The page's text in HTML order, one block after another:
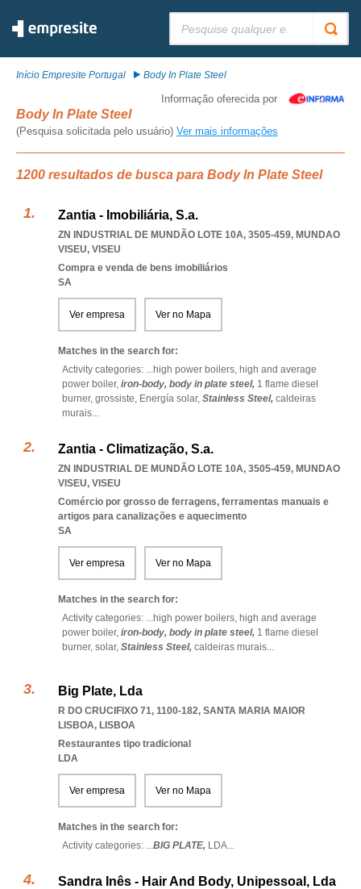
Início Empresite Portugal Body In Plate Steel
Informação oferecida por
Body In Plate Steel
(Pesquisa solicitada pelo usuário) Ver mais informações
1200 resultados de busca para Body In Plate Steel
Zantia - Imobiliária, S.a.
ZN INDUSTRIAL DE MUNDÃO LOTE 10A, 3505-459, MUNDAO
VISEU, VISEU
Compra e venda de bens imobiliários
SA
Ver empresa Ver no Mapa
Matches in the search for:
Activity categories: ...high power boilers, high and average
power boiler, iron-body, body in plate steel, 1 flame diesel
burner, grossiste, Energía solar, Stainless Steel, caldeiras
murais...
Zantia - Climatização, S.a.
ZN INDUSTRIAL DE MUNDÃO LOTE 10A, 3505-459, MUNDAO
VISEU, VISEU
Comércio por grosso de ferragens, ferramentas manuais e
artigos para canalizações e aquecimento
SA
Ver empresa Ver no Mapa
Matches in the search for:
Activity categories: ...high power boilers, high and average
power boiler, iron-body, body in plate steel, 1 flame diesel
burner, solar, Stainless Steel, caldeiras murais...
Big Plate, Lda
R DO CRUCIFIXO 71, 1100-182, SANTA MARIA MAIOR
LISBOA, LISBOA
Restaurantes tipo tradicional
LDA
Ver empresa Ver no Mapa
Matches in the search for:
Activity categories: ...BIG PLATE, LDA...
Sandra Inês - Hair And Body, Unipessoal, Lda